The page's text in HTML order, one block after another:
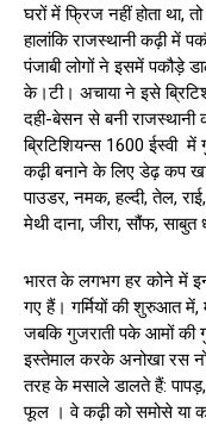
घरों में फ्रिज नहीं होता था,
हालांकि राजस्थानी कढ़ी में
पंजाबी लोगों ने इसमें पकौड़े
के।टी। अचाया ने इसे
दही-बेसन से बनी राजस्थानी
ब्रिटिशियन्स 1600 ईस्वी
कढ़ी बनाने के लिए डेढ़ कप
पाउडर, नमक, हल्दी, तेल, राई,
मेथी दाना, जीरा, सौंफ, साबुत
भारत के लगभग हर कोने में इन
गए हैं। गर्मियों की शुरुआत में,
जबकि गुजराती पके आमों की
इस्तेमाल करके अनोखा रस
तरह के मसाले डालते हैं:
फूल । वे कढ़ी को समोसे या